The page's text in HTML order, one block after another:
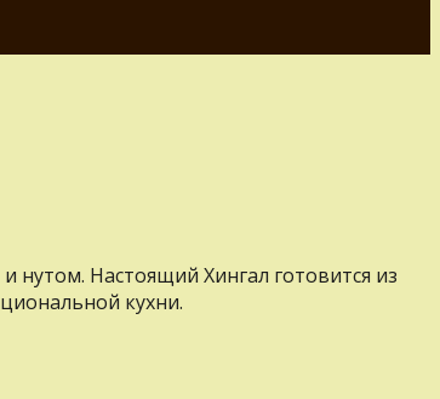
нутом. Настоящий Хингал готовится из
кухни.